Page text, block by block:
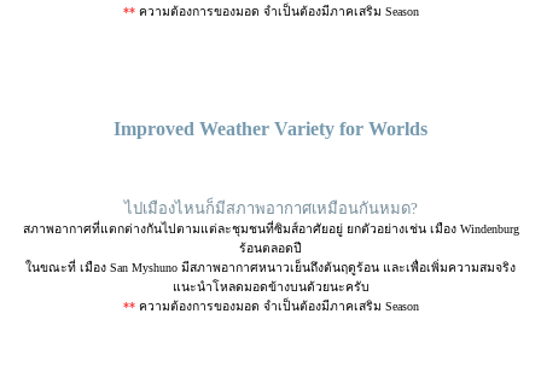
**ความต้องการของมอด จำเป็นต้องมีภาคเสริม Season
Improved Weather Variety for Worlds
ไปเมืองไหนก็มีสภาพอากาศเหมือนกันหมด?
สภาพอากาศที่แตกต่างกันไปตามแต่ละชุมชนที่ซิมส์อาศัยอยู่ ยกตัวอย่างเช่น เมือง Windenburg
ร้อนตลอดปี
ในขณะที่ เมือง San Myshuno มีสภาพอากาศหนาวเย็นถึงต้นฤดูร้อน และเพื่อเพิ่มความสมจริง
แนะนำโหลดมอดข้างบนด้วยนะครับ
**ความต้องการของมอด จำเป็นต้องมีภาคเสริม Season